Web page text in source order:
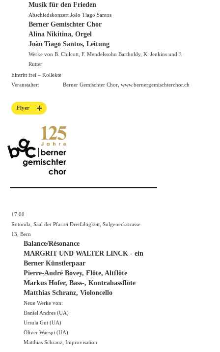
Musik für den Frieden
Abschiedskonzert João Tiago Santos
Berner Gemischter Chor
Alina Nikitina, Orgel
João Tiago Santos, Leitung
Werke von B. Chilcott, F. Mendelssohn Bartholdy, K. Jenkins und J.
Rutter
Eintritt frei – Kollekte
Veranstalter:
Berner Gemischter Chor, www.bernergemischterchor.ch
Flyer
17:00
Rotonda, Saal der Pfarrei Dreifaltigkeit, Sulgeneckstrasse
13, Bern
Balance/Résonance
MARGRIT UND WALTER LINCK - ein
Berner Künstlerpaar
Pierre-André Bovey, Flöte, Altflöte
Markus Hofer, Bass-, Kontrabassflöte
Matthias Schranz, Violoncello
Neue Werke von:
Daniel Andres (UA)
Ursula Gut (UA)
Oliver Waespi (UA)
Matthias Schranz, Improvisation